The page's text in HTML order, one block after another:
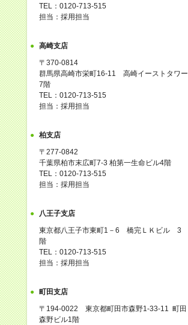
TEL：0120-713-515
担当：採用担当
高崎支店
〒370-0814
群馬県高崎市栄町16-11 高崎イーストタワー
7階
TEL：0120-713-515
担当：採用担当
柏支店
〒277-0842
千葉県柏市末広町7-3 柏第一生命ビル4階
TEL：0120-713-515
担当：採用担当
八王子支店
東京都八王子市東町1－6 橋完ＬＫビル 3
階
TEL：0120-713-515
担当：採用担当
町田支店
〒194-0022 東京都町田市森野1-33-11 町田
森野ビル1階